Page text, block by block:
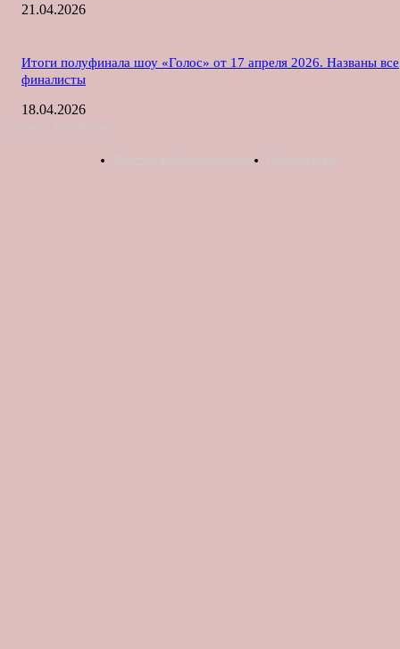
21.04.2026
Итоги полуфинала шоу «Голос» от 17 апреля 2026. Названы все
финалисты
18.04.2026